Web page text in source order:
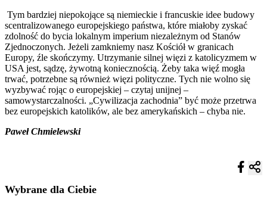
Tym bardziej niepokojące są niemieckie i francuskie idee budowy
scentralizowanego europejskiego państwa, które miałoby zyskać
zdolność do bycia lokalnym imperium niezależnym od Stanów
Zjednoczonych. Jeżeli zamkniemy nasz Kościół w granicach
Europy, źle skończymy. Utrzymanie silnej więzi z katolicyzmem w
USA jest, sądzę, żywotną koniecznością. Żeby taka więź mogła
trwać, potrzebne są również więzi polityczne. Tych nie wolno się
wyzbywać rojąc o europejskiej – czytaj unijnej –
samowystarczalności. „Cywilizacja zachodnia” być może przetrwa
bez europejskich katolików, ale bez amerykańskich – chyba nie.
Paweł Chmielewski
Wybrane dla Ciebie